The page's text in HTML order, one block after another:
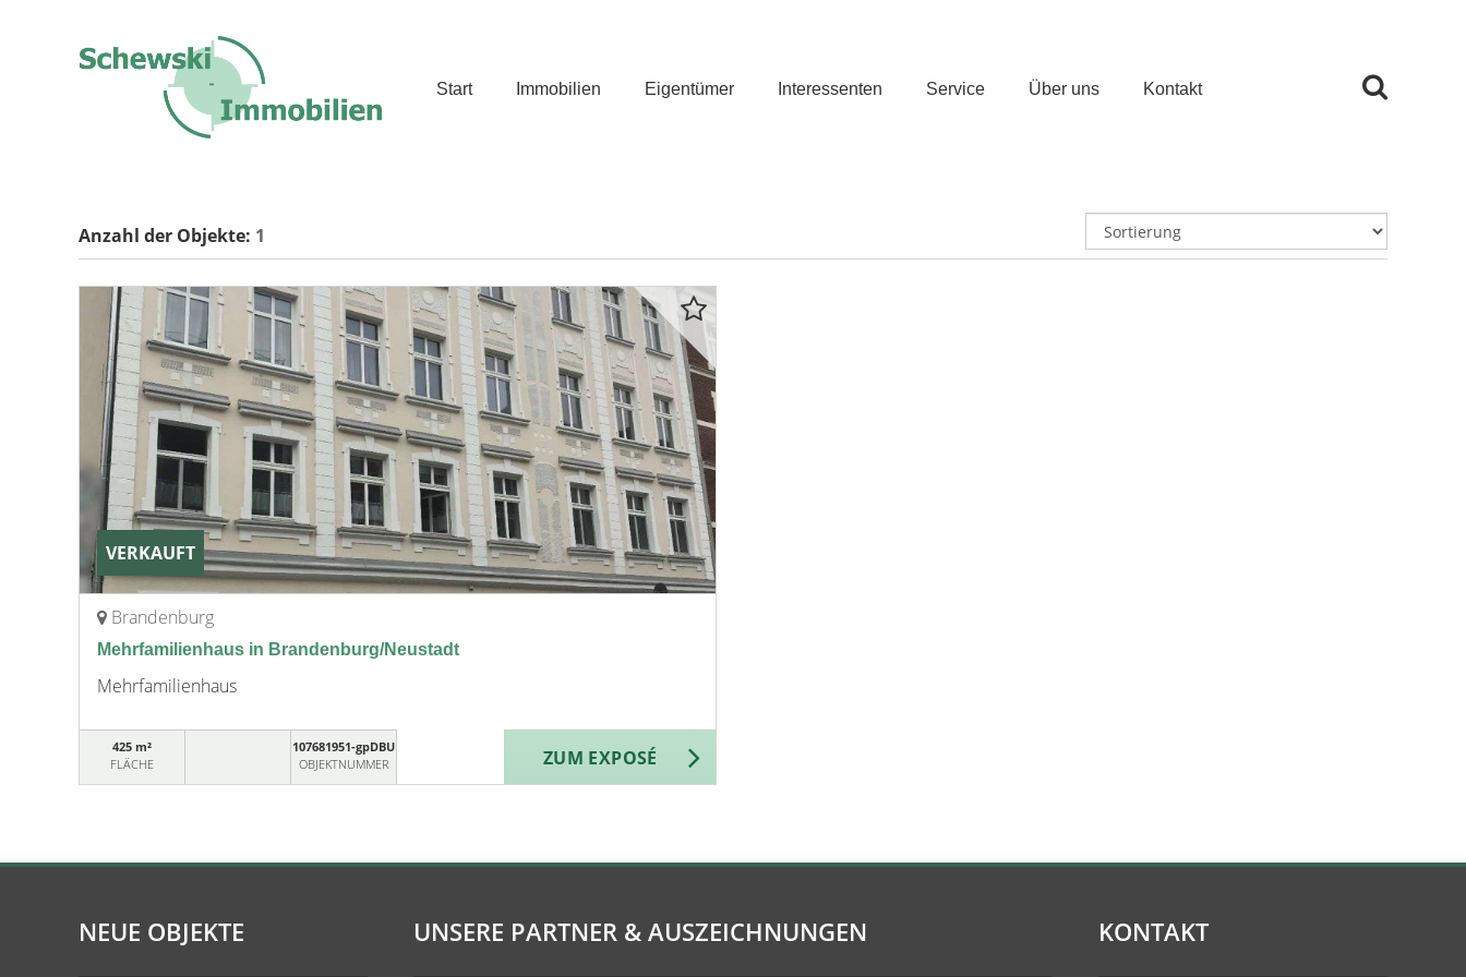
Start Immobilien Eigentümer Interessenten Service Über uns Kontakt
Anzahl der Objekte: 1
VERKAUFT
Brandenburg
Mehrfamilienhaus in Brandenburg/Neustadt
Mehrfamilienhaus
425 m²
FLÄCHE
107681951-gpDBU
OBJEKTNUMMER
ZUM EXPOSÉ
NEUE OBJEKTE UNSERE PARTNER & AUSZEICHNUNGEN KONTAKT